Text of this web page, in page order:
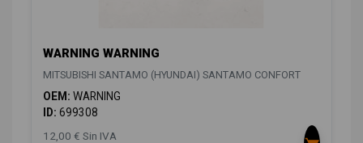
WARNING WARNING
MITSUBISHI SANTAMO (HYUNDAI) SANTAMO CONFORT
OEM: WARNING
ID: 699308
12,00 € Sin IVA